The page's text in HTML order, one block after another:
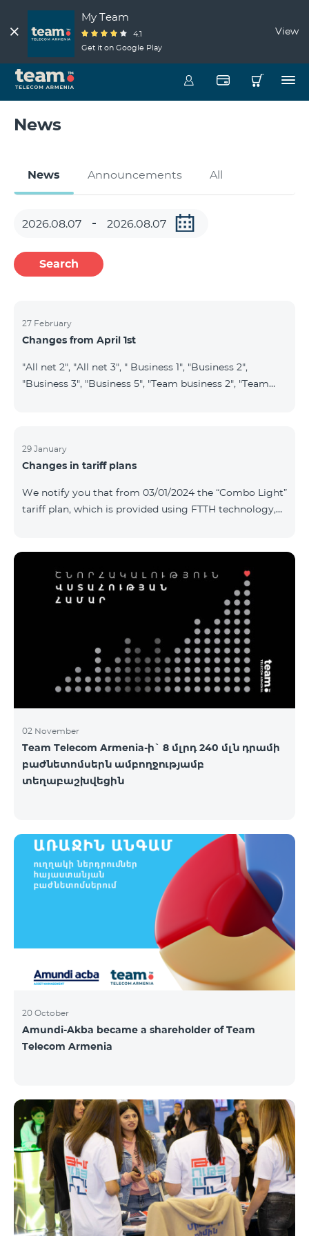
My Team
4.1
Get it on Google Play
View
News
News Announcements All
Search
27 February
Changes from April 1st
"All net 2", "All net 3", " Business 1", "Business 2",
"Business 3", "Business 5", "Team business 2", "Team
"Business Active", "Exclusive Business", "Best partner",
"Leader", "Leader S", "Yandex Economy", "Yandex
operate starting from 01.04.2024. Existing subscribers
of the m
29 January
Changes in tariff plans
We notify you that from 03/01/2024 the “Combo Light”
tariff plan, which is provided using FTTH technology,
contact the service center.
02 November
Team Telecom Armenia-ի` 8 մլրդ 240 մլն դրամի
բաժնետոմսերն ամբողջությամբ
տեղաբաշխվեցին
20 October
Amundi-Akba became a shareholder of Team
Telecom Armenia